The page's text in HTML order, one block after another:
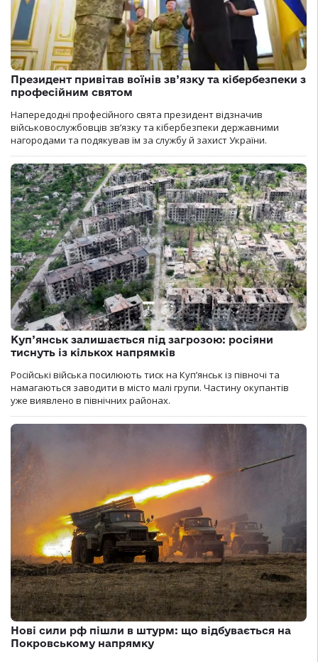
Президент привітав воїнів зв’язку та кібербезпеки з
професійним святом
Напередодні професійного свята президент відзначив
військовослужбовців зв’язку та кібербезпеки державними
нагородами та подякував їм за службу й захист України.
Куп’янськ залишається під загрозою: росіяни
тиснуть із кількох напрямків
Російські війська посилюють тиск на Куп’янськ із півночі та
намагаються заводити в місто малі групи. Частину окупантів
уже виявлено в північних районах.
Нові сили рф пішли в штурм: що відбувається на
Покровському напрямку